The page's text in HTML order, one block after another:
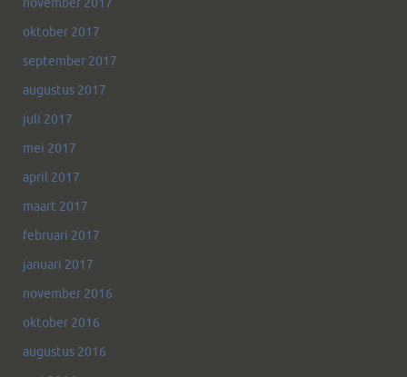
oktober 2017
september 2017
augustus 2017
juli 2017
mei 2017
april 2017
maart 2017
februari 2017
januari 2017
november 2016
oktober 2016
augustus 2016